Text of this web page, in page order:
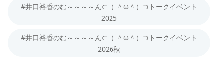
#井口裕香のむ～～～～ん⊂（ ＾ω＾）⊃トークイベント
2025
#井口裕香のむ～～～～ん⊂（ ＾ω＾）⊃トークイベント
2026秋